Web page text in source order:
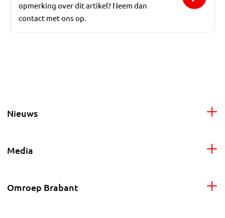
opmerking over dit artikel? Neem dan
contact met ons op.
Nieuws
Media
Omroep Brabant